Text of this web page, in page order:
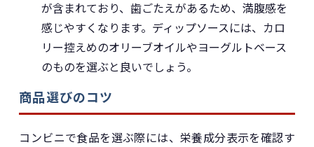
が含まれており、歯ごたえがあるため、満腹感を
感じやすくなります。ディップソースには、カロ
リー控えめのオリーブオイルやヨーグルトベース
のものを選ぶと良いでしょう。
商品選びのコツ
コンビニで食品を選ぶ際には、栄養成分表示を確認す